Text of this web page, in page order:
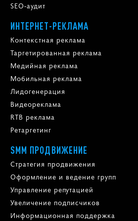
SEO-аудит
ИНТЕРНЕТ-РЕКЛАМА
Контекстная реклама
Таргетированная реклама
Медийная реклама
Мобильная реклама
Лидогенерация
Видеореклама
RTB реклама
Ретаргетинг
SMM ПРОДВИЖЕНИЕ
Стратегия продвижения
Оформление и ведение групп
Управление репутацией
Увеличение подписчиков
Информационная поддержка